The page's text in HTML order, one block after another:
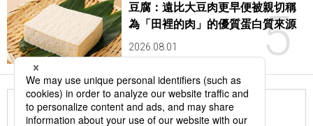
5
豆腐：遠比大豆肉更早便被親切稱
為「田裡的肉」的優質蛋白質來源
2026.08.01
更多